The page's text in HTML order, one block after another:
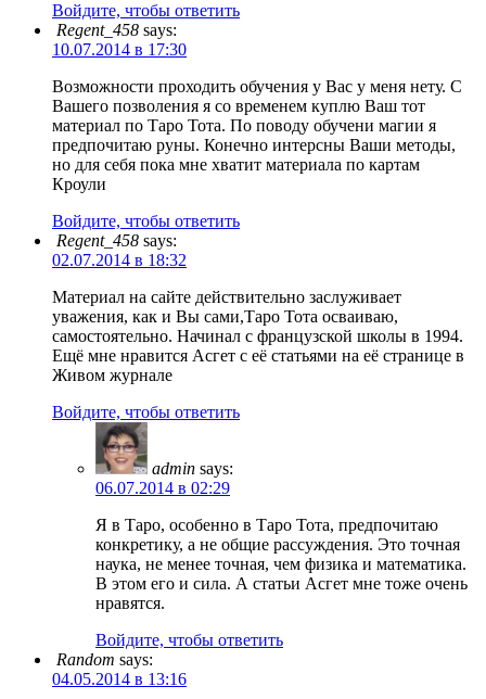
Войдите, чтобы ответить
Regent_458 says:
10.07.2014 в 17:30
Возможности проходить обучения у Вас у меня нету. С
Вашего позволения я со временем куплю Ваш тот
материал по Таро Тота. По поводу обучени магии я
предпочитаю руны. Конечно интерсны Ваши методы,
но для себя пока мне хватит материала по картам
Кроули
Войдите, чтобы ответить
Regent_458 says:
02.07.2014 в 18:32
Материал на сайте действительно заслуживает
уважения, как и Вы сами,Таро Тота осваиваю,
самостоятельно. Начинал с французской школы в 1994.
Ещё мне нравится Асгет с её статьями на её странице в
Живом журнале
Войдите, чтобы ответить
admin says:
06.07.2014 в 02:29
Я в Таро, особенно в Таро Тота, предпочитаю
конкретику, а не общие рассуждения. Это точная
наука, не менее точная, чем физика и математика.
В этом его и сила. А статьи Асгет мне тоже очень
нравятся.
Войдите, чтобы ответить
Random says:
04.05.2014 в 13:16